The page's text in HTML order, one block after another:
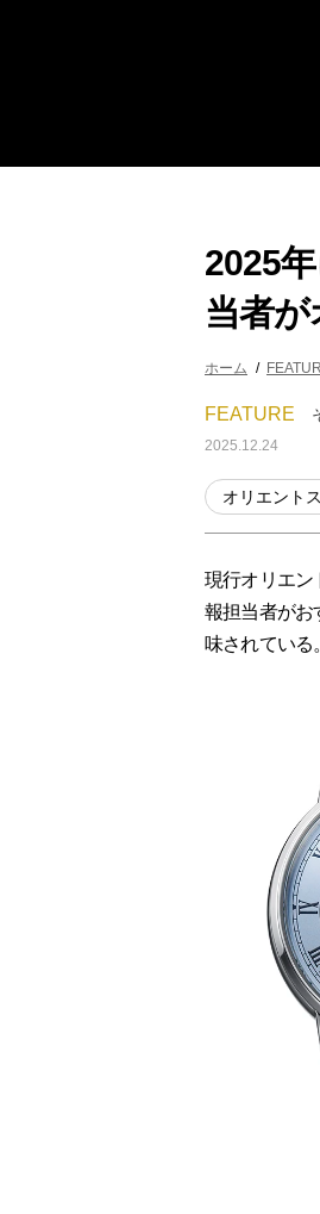
2025
当者が
ホーム
FEATURE
2025.12.24
オリエント
現行オリエン
報担当者がお
味されている。